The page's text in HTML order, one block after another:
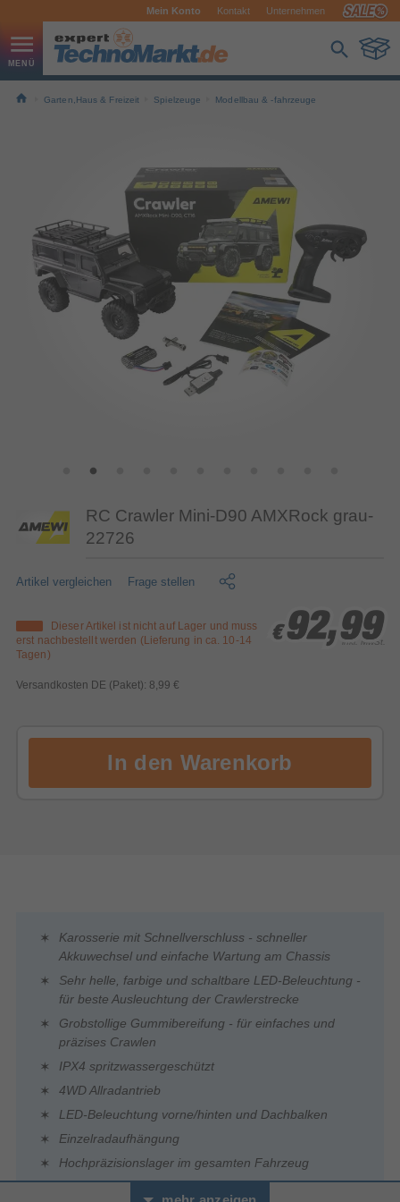
Mein Konto Kontakt Unternehmen
Garten,Haus & Freizeit Spielzeuge Modellbau & -fahrzeuge
RC Crawler Mini-D90 AMXRock grau-
22726
Artikel vergleichen Frage stellen
Dieser Artikel ist nicht auf Lager und muss
erst nachbestellt werden (Lieferung in ca. 10-14
Tagen)
Versandkosten DE (Paket): 8,99 €
€ 92,99
€ 92,99
€ 92,99
inkl. MwSt.
Karosserie mit Schnellverschluss - schneller
Akkuwechsel und einfache Wartung am Chassis
Sehr helle, farbige und schaltbare LED-Beleuchtung -
für beste Ausleuchtung der Crawlerstrecke
Grobstollige Gummibereifung - für einfaches und
präzises Crawlen
IPX4 spritzwassergeschützt
4WD Allradantrieb
LED-Beleuchtung vorne/hinten und Dachbalken
Einzelradaufhängung
Hochpräzisionslager im gesamten Fahrzeug
Metallrahmen